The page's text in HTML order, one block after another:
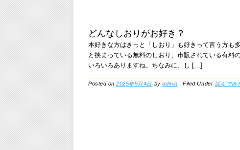
どんなしおりがお好き？
本好きな方はきっと「しおり」も好きって言う方も
と挟まっている無料のしおり、市販されている有
いろいろありますね。ちなみに、し […]
Posted on2025年5月4日 byadmin |Filed Under 読んでみ